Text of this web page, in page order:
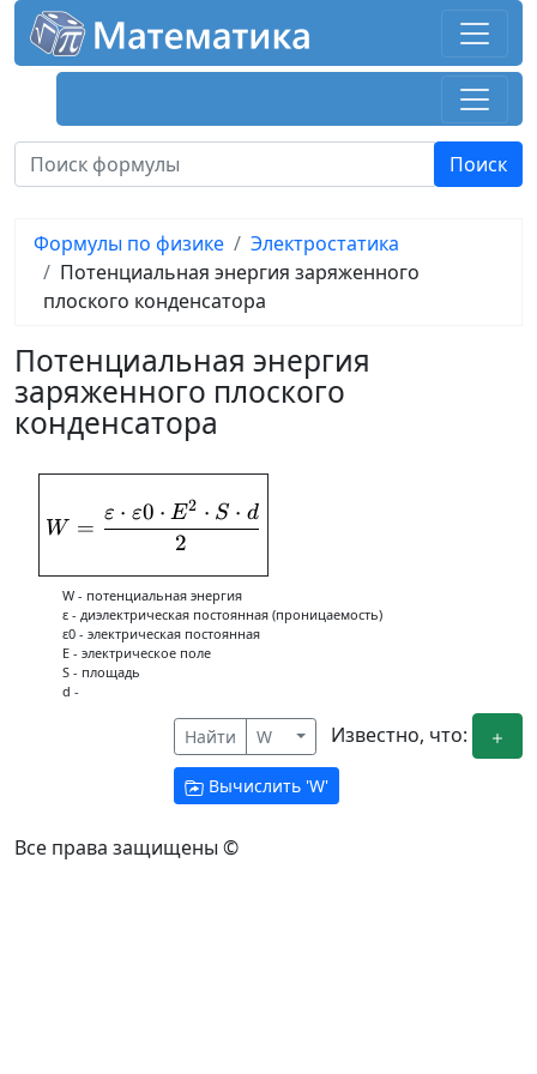
Формулы по физике
Электростатика
Потенциальная энергия заряженного
плоского конденсатора
Потенциальная энергия
заряженного плоского
конденсатора
W = \frac{\varepsilon\cdot
W =
2
ε ⋅ ε0 ⋅ E2 ⋅ S ⋅ d
W - потенциальная энергия
ε - диэлектрическая постоянная (проницаемость)
ε0 - электрическая постоянная
E - электрическое поле
S - площадь
d -
Найти W Известно, что:
Вычислить 'W'
Все права защищены ©